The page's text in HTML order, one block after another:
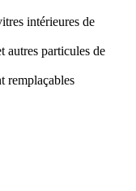
intérieures de
autres particules de
remplaçables